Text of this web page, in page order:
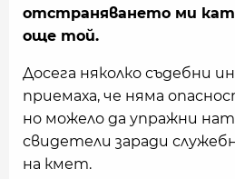
отстраняването ми
още той.
Досега няколко съдебни
приемаха, че няма
но можело да упражни
свидетели заради
на кмет.